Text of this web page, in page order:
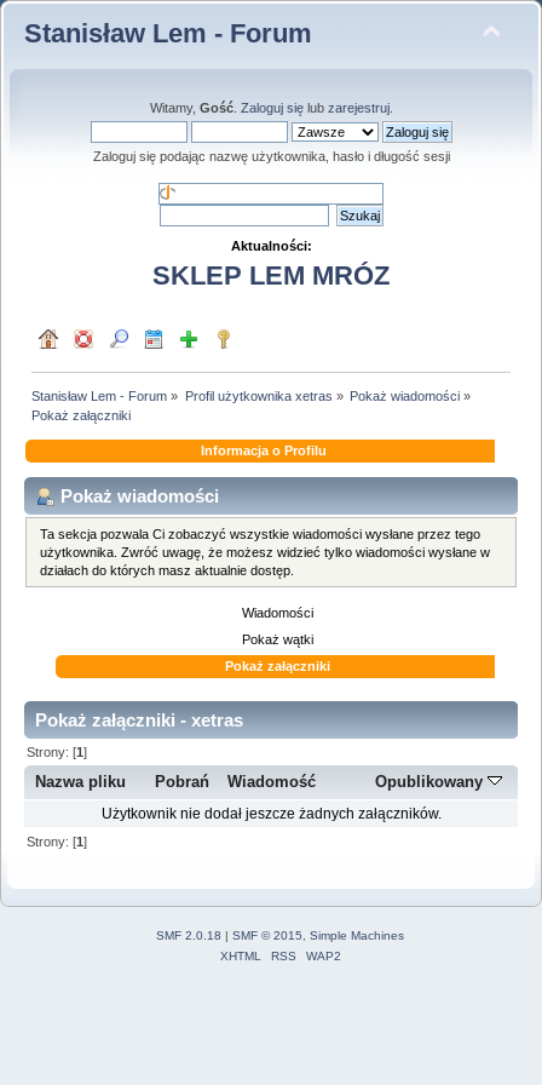
Stanisław Lem - Forum
Witamy, Gość. Zaloguj sięlub zarejestruj.
Zaloguj się podając nazwę użytkownika, hasło i długość sesji
Aktualności:
SKLEP LEM MRÓZ
Stanisław Lem - Forum » Profil użytkownika xetras » Pokaż wiadomości»
Pokaż załączniki
Informacja o Profilu
Pokaż wiadomości
Ta sekcja pozwala Ci zobaczyć wszystkie wiadomości wysłane przez tego
użytkownika. Zwróć uwagę, że możesz widzieć tylko wiadomości wysłane w
działach do których masz aktualnie dostęp.
Wiadomości
Pokaż wątki
Pokaż załączniki
Pokaż załączniki - xetras
Strony: [1]
Nazwa pliku Pobrań Wiadomość Opublikowany
Użytkownik nie dodał jeszcze żadnych załączników.
Strony: [1]
SMF 2.0.18 | SMF © 2015
Simple Machines
XHTML
RSS WAP2